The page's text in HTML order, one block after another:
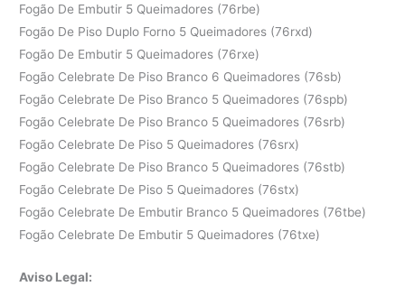
Fogão De Embutir 5 Queimadores (76rbe)
Fogão De Piso Duplo Forno 5 Queimadores (76rxd)
Fogão De Embutir 5 Queimadores (76rxe)
Fogão Celebrate De Piso Branco 6 Queimadores (76sb)
Fogão Celebrate De Piso Branco 5 Queimadores (76spb)
Fogão Celebrate De Piso Branco 5 Queimadores (76srb)
Fogão Celebrate De Piso 5 Queimadores (76srx)
Fogão Celebrate De Piso Branco 5 Queimadores (76stb)
Fogão Celebrate De Piso 5 Queimadores (76stx)
Fogão Celebrate De Embutir Branco 5 Queimadores (76tbe)
Fogão Celebrate De Embutir 5 Queimadores (76txe)
Aviso Legal: